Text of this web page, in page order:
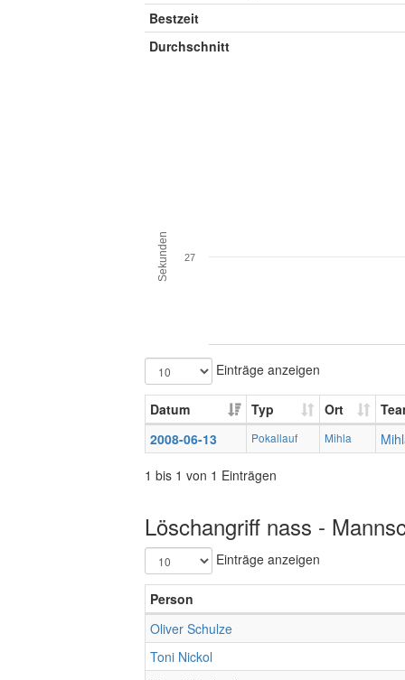
Bestzeit
Durchschnitt
Sekunden 27
Einträge anzeigen
Datum Typ Ort
2008-06-13
Pokallauf Mihla
1 bis 1 von 1 Einträgen
Löschangriff nass -
Einträge anzeigen
Person
Oliver Schulze
Toni Nickol